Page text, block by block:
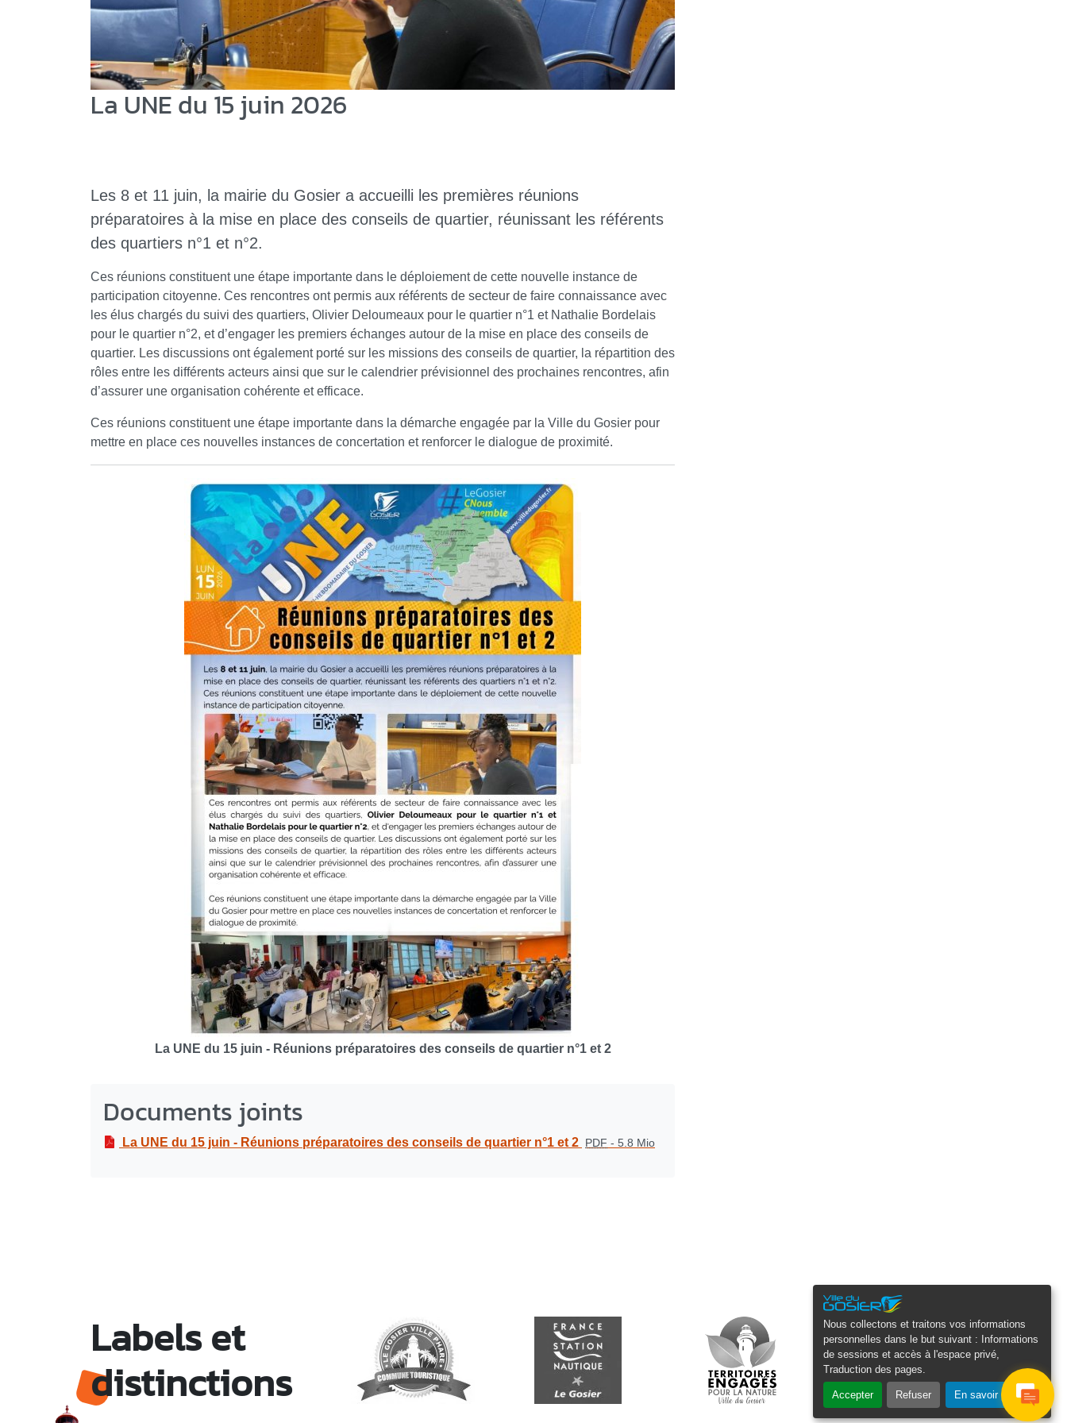
Nous collectons et traitons vos informations
personnelles dans le but suivant :
Informations
de sessions et accès à l'espace privé,
Traduction des pages
Accepter Refuser En savoir plus
La UNE du 15 juin 2026
Les 8 et 11 juin, la mairie du Gosier a accueilli les premières réunions
préparatoires à la mise en place des conseils de quartier, réunissant les référents
des quartiers n°1 et n°2.
Ces réunions constituent une étape importante dans le déploiement de cette nouvelle instance de
participation citoyenne. Ces rencontres ont permis aux référents de secteur de faire connaissance avec
les élus chargés du suivi des quartiers, Olivier Deloumeaux pour le quartier n°1 et Nathalie Bordelais
pour le quartier n°2, et d’engager les premiers échanges autour de la mise en place des conseils de
quartier. Les discussions ont également porté sur les missions des conseils de quartier, la répartition des
rôles entre les différents acteurs ainsi que sur le calendrier prévisionnel des prochaines rencontres, afin
d’assurer une organisation cohérente et efficace.
Ces réunions constituent une étape importante dans la démarche engagée par la Ville du Gosier pour
mettre en place ces nouvelles instances de concertation et renforcer le dialogue de proximité.
La UNE du 15 juin - Réunions préparatoires des conseils de quartier n°1 et 2
Documents joints
La UNE du 15 juin - Réunions préparatoires des conseils de quartier n°1 et 2 PDF - 5.8 Mio
Labels et
distinctions